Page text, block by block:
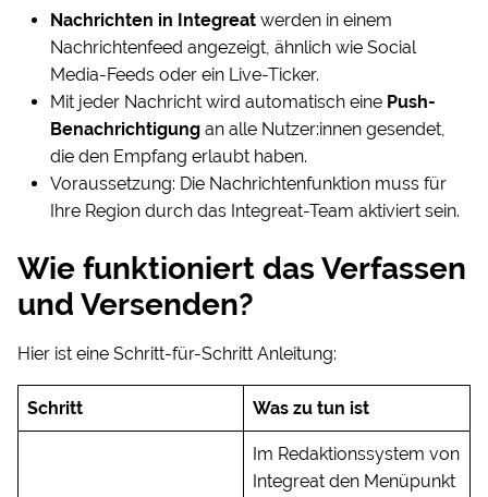
Nachrichten in Integreat werden in einem
Nachrichtenfeed angezeigt, ähnlich wie Social
Media-Feeds oder ein Live-Ticker.
Mit jeder Nachricht wird automatisch eine Push-
Benachrichtigung an alle Nutzer:innen gesendet,
die den Empfang erlaubt haben.
Voraussetzung: Die Nachrichtenfunktion muss für
Ihre Region durch das Integreat-Team aktiviert sein.
Wie funktioniert das Verfassen
und Versenden?
Hier ist eine Schritt-für-Schritt Anleitung:
Schritt Was zu tun ist
Im Redaktionssystem von
Integreat den Menüpunkt